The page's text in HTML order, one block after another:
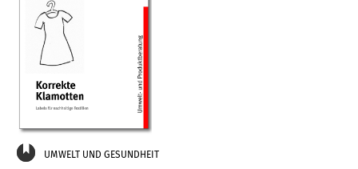
UMWELT UND GESUNDHEIT